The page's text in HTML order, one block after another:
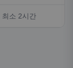
최소 2시간